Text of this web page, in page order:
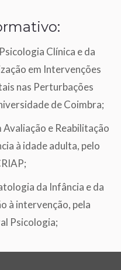
Clínica e da
em Intervenções
nas Perturbações
de Coimbra;
Avaliação e Reabilitação
à idade adulta, pelo
da Infância e da
à intervenção, pela
Psicologia;